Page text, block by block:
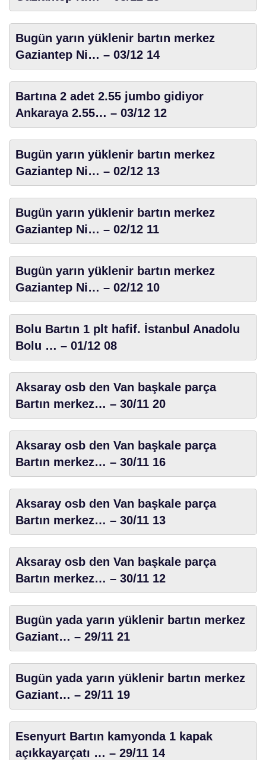
Bugün yarın yüklenir bartın merkez
Gaziantep Ni… – 03/12 14
Bartına 2 adet 2.55 jumbo gidiyor
Ankaraya 2.55… – 03/12 12
Bugün yarın yüklenir bartın merkez
Gaziantep Ni… – 02/12 13
Bugün yarın yüklenir bartın merkez
Gaziantep Ni… – 02/12 11
Bugün yarın yüklenir bartın merkez
Gaziantep Ni… – 02/12 10
Bolu Bartın 1 plt hafif. İstanbul Anadolu
Bolu … – 01/12 08
Aksaray osb den Van başkale parça
Bartın merkez… – 30/11 20
Aksaray osb den Van başkale parça
Bartın merkez… – 30/11 16
Aksaray osb den Van başkale parça
Bartın merkez… – 30/11 13
Aksaray osb den Van başkale parça
Bartın merkez… – 30/11 12
Bugün yada yarın yüklenir bartın merkez
Gaziant… – 29/11 21
Bugün yada yarın yüklenir bartın merkez
Gaziant… – 29/11 19
Esenyurt Bartın kamyonda 1 kapak
açıkkayarçatı … – 29/11 14